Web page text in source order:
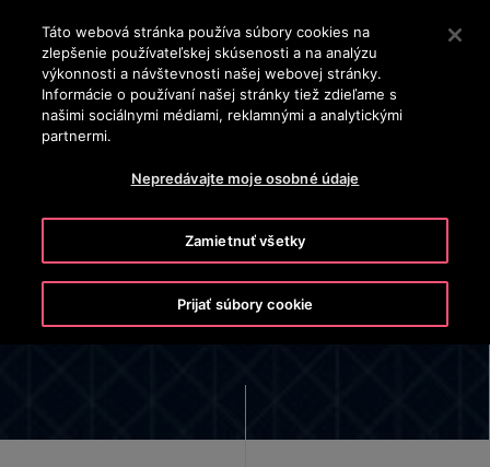
Stlačením klávesu Enter preskočíte na hlavný obsah
VYHĽADÁVAŤ
Vedúci tím
Táto webová stránka používa súbory cookies na
zlepšenie používateľskej skúsenosti a na analýzu
výkonnosti a návštevnosti našej webovej stránky.
Informácie o používaní našej stránky tiež zdieľame s
našimi sociálnymi médiami, reklamnými a analytickými
partnermi.
Nepredávajte moje osobné údaje
Zamietnuť všetky
Prijať súbory cookie